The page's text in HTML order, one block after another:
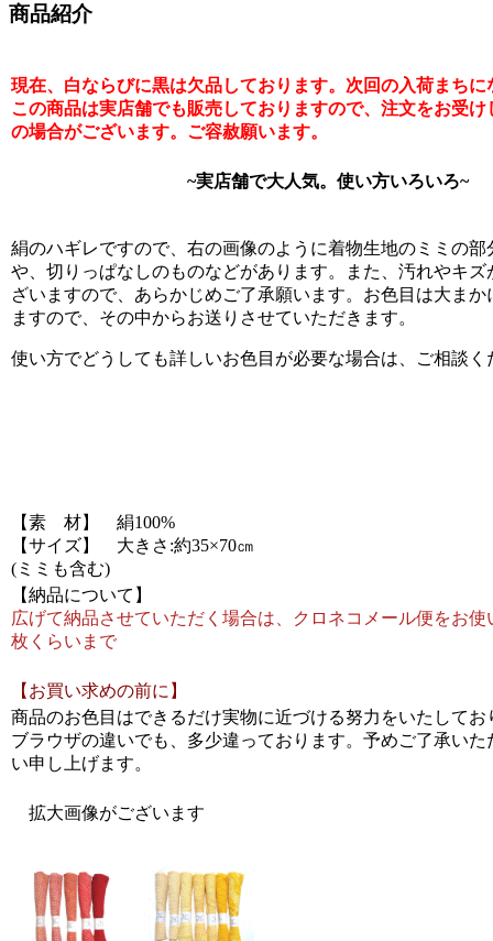
商品紹介
現在、白ならびに黒は欠品しております。次回の入荷まちに
この商品は実店舗でも販売しておりますので、注文をお受
の場合がございます。ご容赦願います。
~実店舗で大人気。使い方いろいろ~
絹のハギレですので、右の画像のように着物生地のミミの部
や、切りっぱなしのものなどがあります。また、汚れやキズ
ざいますので、あらかじめご了承願います。お色目は大まか
ますので、その中からお送りさせていただきます。
使い方でどうしても詳しいお色目が必要な場合は、ご相談く
【素 材】 絹100%
【サイズ】 大きさ:約35×70㎝
(ミミも含む)
【納品について】
広げて納品させていただく場合は、クロネコメール便をお使
枚くらいまで
【お買い求めの前に】
商品のお色目はできるだけ実物に近づける努力をいたしてお
ブラウザの違いでも、多少違っております。予めご了承い
い申し上げます。
拡大画像がございます